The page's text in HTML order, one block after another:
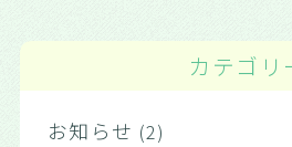
カテゴリ
お知らせ (2)